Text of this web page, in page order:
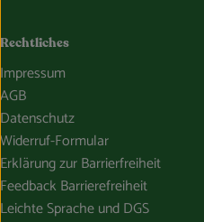
Rechtliches
Impressum
AGB
Datenschutz
Widerruf-Formular
Erklärung zur Barrierfreiheit
Feedback Barrierefreiheit
Leichte Sprache und DGS